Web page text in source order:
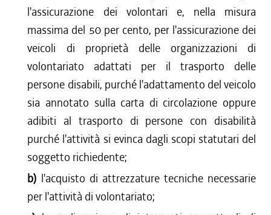
l'assicurazione dei volontari e, nella misura
massima del 50 per cento, per l'assicurazione dei
veicoli di proprietà delle organizzazioni di
volontariato adattati per il trasporto delle
persone disabili, purché l'adattamento del veicolo
sia annotato sulla carta di circolazione oppure
adibiti al trasporto di persone con disabilità
purché l'attività si evinca dagli scopi statutari del
soggetto richiedente;
b) l'acquisto di attrezzature tecniche necessarie
per l'attività di volontariato;